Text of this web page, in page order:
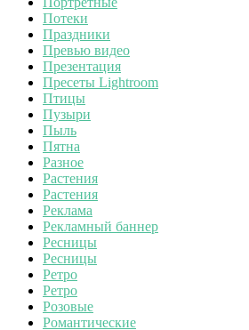
Потеки
Праздники
Превью видео
Презентация
Пресеты Lightroom
Птицы
Пузыри
Пыль
Пятна
Разное
Растения
Растения
Реклама
Рекламный баннер
Ресницы
Ресницы
Ретро
Ретро
Розовые
Романтические